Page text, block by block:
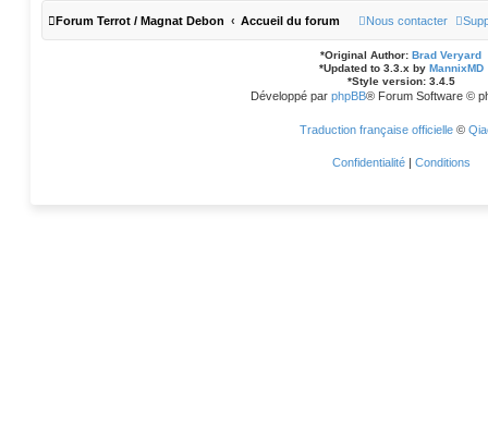
Forum Terrot / Magnat Debon Accueil du forum Nous contacter
*Original Author: Brad Veryard
*Updated to 3.3.x by MannixMD
*Style version: 3.4.5
Développé par phpBB® Forum Software ©
Traduction française officielle©
Confidentialité | Conditions